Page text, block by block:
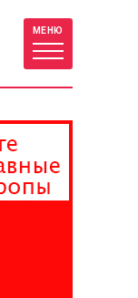
МЕНЮ